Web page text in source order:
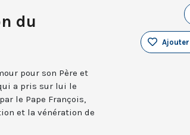
du
pour son Père et
a pris sur lui le
le Pape François,
et la vénération de